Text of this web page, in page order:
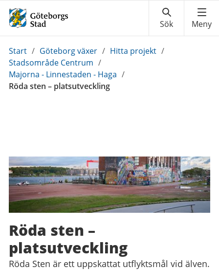
Du
är
här:
Start / Göteborg växer / Hitta projekt /
Stadsområde Centrum /
Majorna - Linnestaden - Haga /
Röda sten – platsutveckling
Röda sten –
platsutveckling
Röda Sten är ett uppskattat utflyktsmål vid älven.